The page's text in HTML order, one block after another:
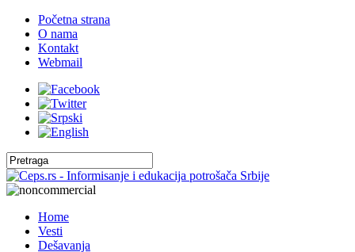
Početna strana
O nama
Kontakt
Webmail
Home
Vesti
Dešavanja